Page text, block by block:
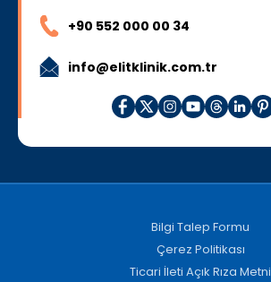
+90 552 000 00 34
info@elitklinik.com.tr
Bilgi Talep Formu
Çerez Politikası
Ticari İleti Açık Rıza Metni